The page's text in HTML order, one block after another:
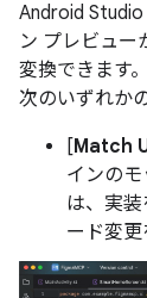
Android
ン プレビュー
変換できます
次のいずれか
[Match
インの
は、実
ード変更